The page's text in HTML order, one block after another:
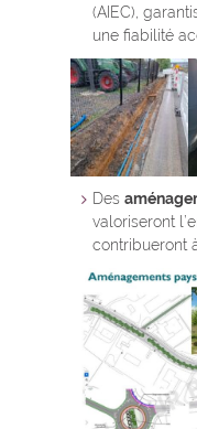
(AIEC),
une fiabilité
Des
valoriseront
contribueront